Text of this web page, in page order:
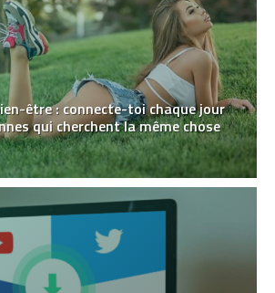
être : connecte-toi chaque jour
qui cherchent la même chose